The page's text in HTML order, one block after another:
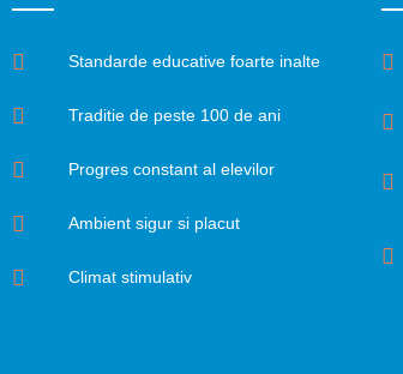
Standarde educative foarte inalte
Traditie de peste 100 de ani
Progres constant al elevilor
Ambient sigur si placut
Climat stimulativ